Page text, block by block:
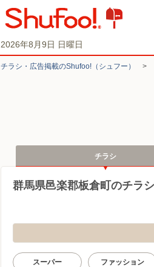
2026年8月9日 日曜日
チラシ・​広告掲載の​Shufoo!​（シュフー） >
チラシ
群馬県邑楽郡板倉町のチラ
スーパー ファッション